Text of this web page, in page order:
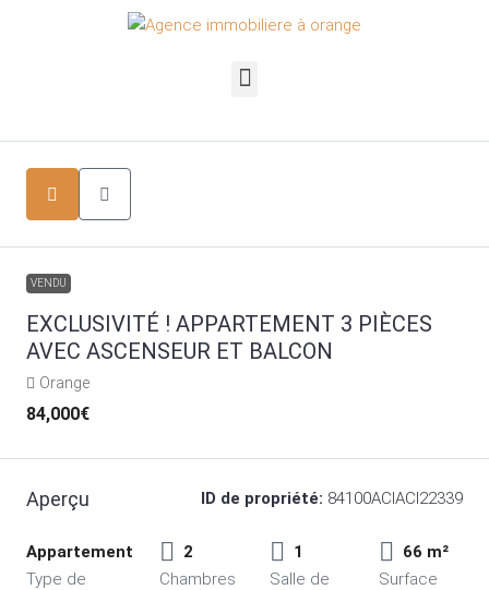
VENDU
EXCLUSIVITÉ ! APPARTEMENT 3 PIÈCES
AVEC ASCENSEUR ET BALCON
Orange
84,000€
Aperçu ID de propriété: 84100ACIACI22339
Appartement
Type de
2
Chambres
1
Salle de
66 m²
Surface